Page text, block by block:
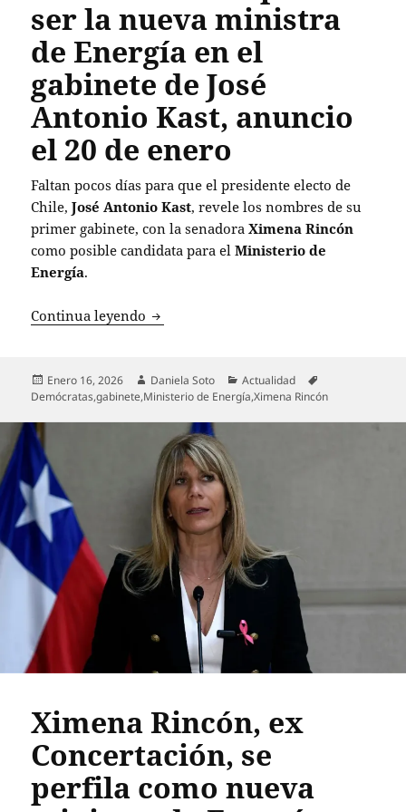
ser la nueva ministra
de Energía en el
gabinete de José
Antonio Kast, anuncio
el 20 de enero
Faltan pocos días para que el presidente electo de
Chile,José Antonio Kast, revele los nombres de su
primer gabinete, con la senadoraXimena Rincón
como posible candidata para elMinisterio de
Energía.
Continua leyendo Ximena Rincón podría ser la nueva
Publicado
el
Enero 16, 2026 Autor
Daniela Soto Categorías
Actualidad
Demócratas,gabinete,Ministerio de Energía,Ximena Rincón
Ximena Rincón, ex
Concertación, se
perfila como nueva